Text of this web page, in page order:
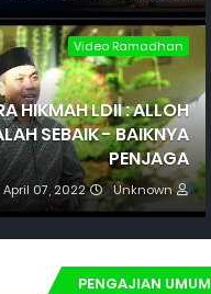
Video Ramadhan
HIKMAH LDII : ALLOH
SEBAIK - BAIKNYA
PENJAGA
Unknown
April 07, 2022
PENGAJIAN UMUM